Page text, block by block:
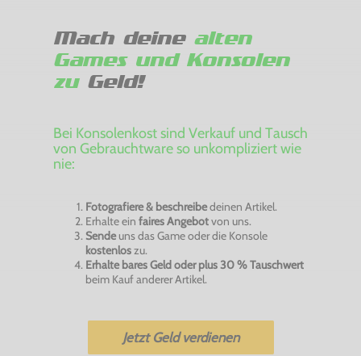
Mach deine alten
Games und Konsolen
zuGeld!
Bei Konsolenkost sind Verkauf und Tausch
von Gebrauchtware so unkompliziert wie
nie:
Fotografiere & beschreibedeinen Artikel.
Erhalte ein faires Angebotvon uns.
Sendeuns das Game oder die Konsole
kostenloszu.
Erhalte bares Geld oder plus 30 % Tauschwert
beim Kauf anderer Artikel.
Jetzt Geld verdienen